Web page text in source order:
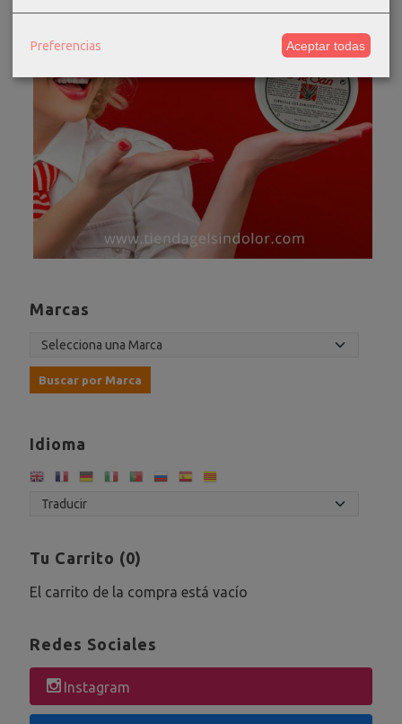
Marcas
Idioma
Tu Carrito (0)
El carrito de la compra está vacío
Redes Sociales
Instagram
Preferencias Aceptar todas